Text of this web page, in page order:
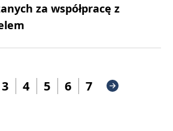
za współpracę z
3 4 5 6 7